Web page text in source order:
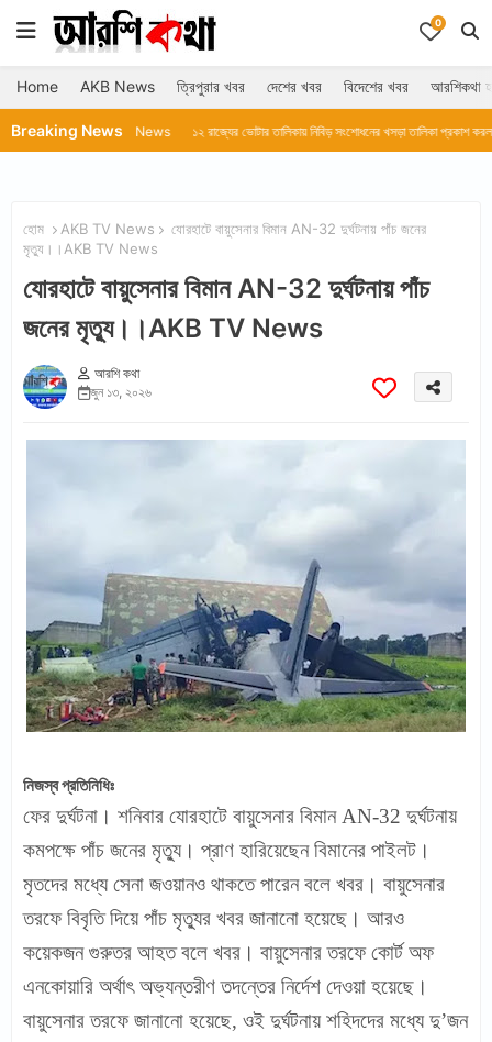
0
Home AKB News ত্রিপুরার খবর দেশের খবর বিদেশের খবর আরশিকথা
Breaking News
TV News ১২ রাজ্যের ভোটার তালিকায় নিবিড় সংশোধনের খসড়া তালিকা প্রকাশ করল নির্বাচন
হোম AKB TV News
যোরহাটে বায়ুসেনার বিমান AN-32 দুর্ঘটনায় পাঁচ জনের
মৃত্যু।।AKB TV News
যোরহাটে বায়ুসেনার বিমান AN-32 দুর্ঘটনায় পাঁচ
জনের মৃত্যু।।AKB TV News
আরশি কথা
জুন ১৩, ২০২৬
নিজস্ব প্রতিনিধিঃ
ফের দুর্ঘটনা। শনিবার যোরহাটে বায়ুসেনার বিমান AN-32 দুর্ঘটনায়
কমপক্ষে পাঁচ জনের মৃত্যু। প্রাণ হারিয়েছেন বিমানের পাইলট।
মৃতদের মধ্যে সেনা জওয়ানও থাকতে পারেন বলে খবর। বায়ুসেনার
তরফে বিবৃতি দিয়ে পাঁচ মৃত্যুর খবর জানানো হয়েছে। আরও
কয়েকজন গুরুতর আহত বলে খবর। বায়ুসেনার তরফে কোর্ট অফ
এনকোয়ারি অর্থাৎ অভ্যন্তরীণ তদন্তের নির্দেশ দেওয়া হয়েছে।
বায়ুসেনার তরফে জানানো হয়েছে, ওই দুর্ঘটনায় শহিদদের মধ্যে দু’জন